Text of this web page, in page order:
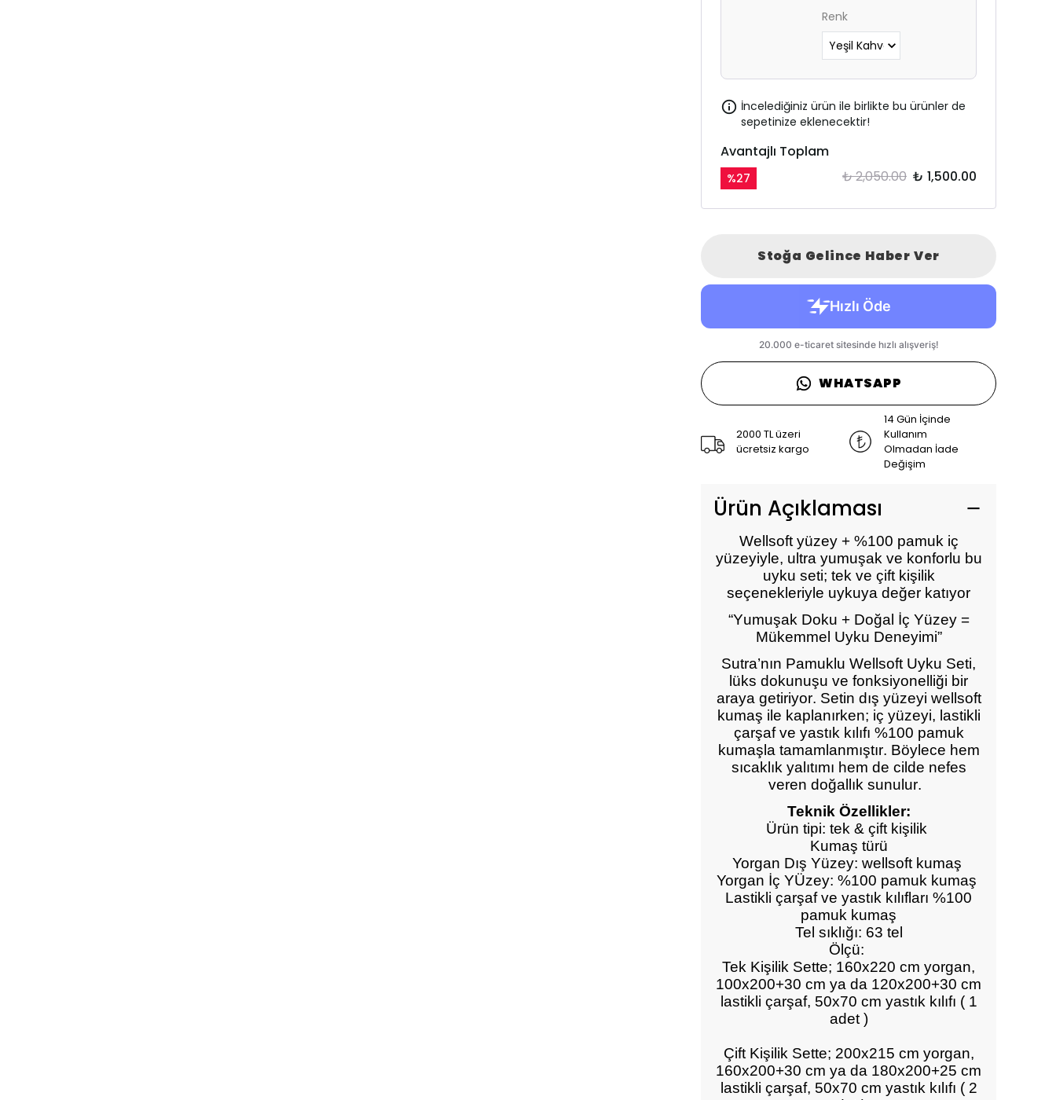
Renk
İncelediğiniz ürün ile birlikte bu ürünler de
sepetinize eklenecektir!
Avantajlı Toplam
%27 ₺ 2,050.00 ₺ 1,500.00
Stoğa Gelince Haber Ver
WHATSAPP
2000 TL üzeri
ücretsiz kargo
14 Gün İçinde
Kullanım
Olmadan İade
Değişim
Ürün Açıklaması
Wellsoft yüzey + %100 pamuk iç
yüzeyiyle, ultra yumuşak ve konforlu bu
uyku seti; tek ve çift kişilik
seçenekleriyle uykuya değer katıyor
“Yumuşak Doku + Doğal İç Yüzey =
Mükemmel Uyku Deneyimi”
Sutra’nın Pamuklu Wellsoft Uyku Seti,
lüks dokunuşu ve fonksiyonelliği bir
araya getiriyor. Setin dış yüzeyi wellsoft
kumaş ile kaplanırken; iç yüzeyi, lastikli
çarşaf ve yastık kılıfı %100 pamuk
kumaşla tamamlanmıştır. Böylece hem
sıcaklık yalıtımı hem de cilde nefes
veren doğallık sunulur.
Teknik Özellikler:
Ürün tipi: tek & çift kişilik
Kumaş türü
Yorgan Dış Yüzey: wellsoft kumaş
Yorgan İç YÜzey: %100 pamuk kumaş
Lastikli çarşaf ve yastık kılıfları %100
pamuk kumaş
Tel sıklığı: 63 tel
Ölçü:
Tek Kişilik Sette; 160x220 cm yorgan,
100x200+30 cm ya da 120x200+30 cm
lastikli çarşaf, 50x70 cm yastık kılıfı ( 1
adet )
Çift Kişilik Sette; 200x215 cm yorgan,
160x200+30 cm ya da 180x200+25 cm
lastikli çarşaf, 50x70 cm yastık kılıfı ( 2